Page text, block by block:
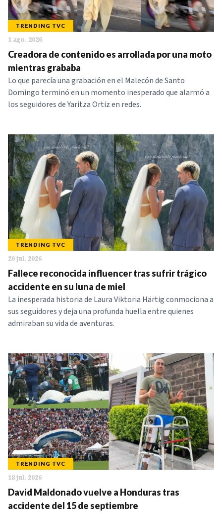
TRENDING TVC
1 ago. 2026
Creadora de contenido es arrollada por una moto
mientras grababa
Lo que parecía una grabación en el Malecón de Santo
Domingo terminó en un momento inesperado que alarmó a
los seguidores de Yaritza Ortiz en redes.
TRENDING TVC
20 jul. 2026
Fallece reconocida influencer tras sufrir trágico
accidente en su luna de miel
La inesperada historia de Laura Viktoria Härtig conmociona a
sus seguidores y deja una profunda huella entre quienes
admiraban su vida de aventuras.
TRENDING TVC
18 jul. 2026
David Maldonado vuelve a Honduras tras
accidente del 15 de septiembre